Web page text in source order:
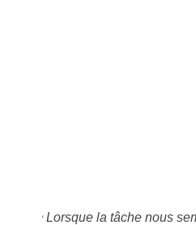
‘Lorsque la tâche nous